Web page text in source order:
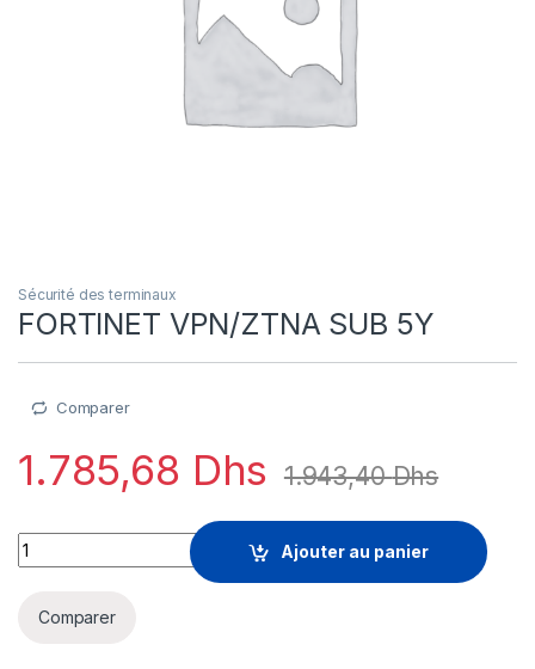
Sécurité des terminaux
FORTINET VPN/ZTNA SUB 5Y
Comparer
1.785,68 Dhs 1.943,40Dhs
FORTINET VPN/ZTNA SUB 5Y quantity
Ajouter au panier
Comparer